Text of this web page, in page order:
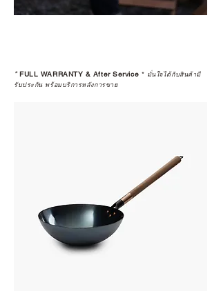
*FULL WARRANTY & After Service * มั่นใจได้กับสินค้ามี
รับประกัน พร้อมบริการหลังการขาย